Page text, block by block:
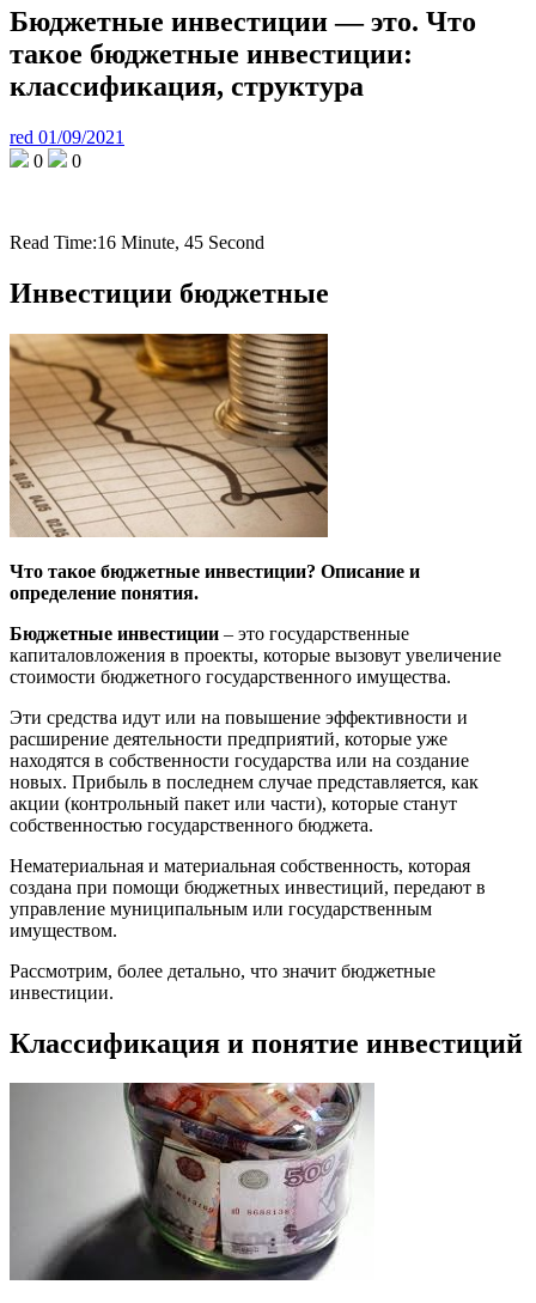
Бюджетные инвестиции — это. Что
такое бюджетные инвестиции:
классификация, структура
red 01/09/2021
0
0
Read Time:16 Minute, 45 Second
Инвестиции бюджетные
Что такое бюджетные инвестиции? Описание и
определение понятия.
Бюджетные инвестиции – это государственные
капиталовложения в проекты, которые вызовут увеличение
стоимости бюджетного государственного имущества.
Эти средства идут или на повышение эффективности и
расширение деятельности предприятий, которые уже
находятся в собственности государства или на создание
новых. Прибыль в последнем случае представляется, как
акции (контрольный пакет или части), которые станут
собственностью государственного бюджета.
Нематериальная и материальная собственность, которая
создана при помощи бюджетных инвестиций, передают в
управление муниципальным или государственным
имуществом.
Рассмотрим, более детально, что значит бюджетные
инвестиции.
Классификация и понятие инвестиций